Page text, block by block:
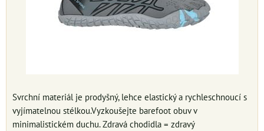
Svrchní materiál je prodyšný, lehce elastický a rychleschnoucí s
vyjímatelnou stélkou.Vyzkoušejte barefoot obuv v
minimalistickém duchu. Zdravá chodidla = zdravý